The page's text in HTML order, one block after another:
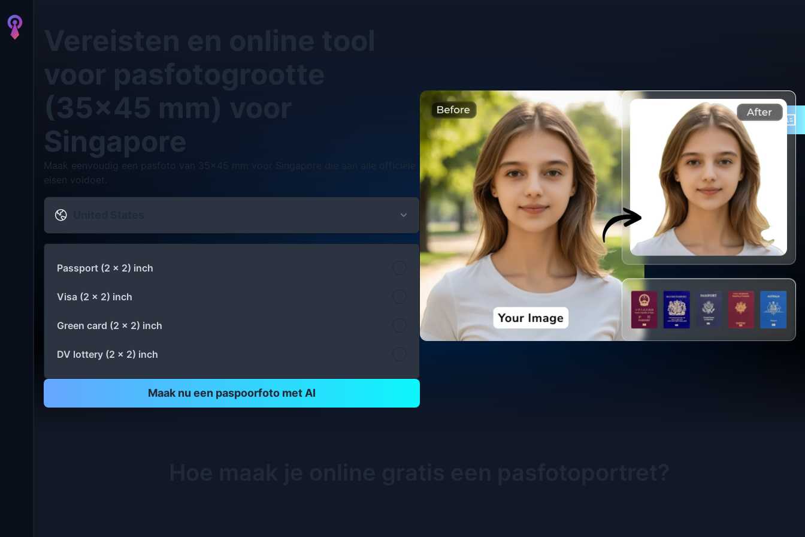
voor pasfotogrootte
(35x45 mm) voor
Singapore
Maak eenvoudig een pasfoto van 35x45 mm voor Singapore die aan alle officiële
eisen voldoet.
Passport (2 x 2) inch
Visa (2 x 2) inch
Green card (2 x 2) inch
DV lottery (2 x 2) inch
Maak nu een paspoorfoto met AI